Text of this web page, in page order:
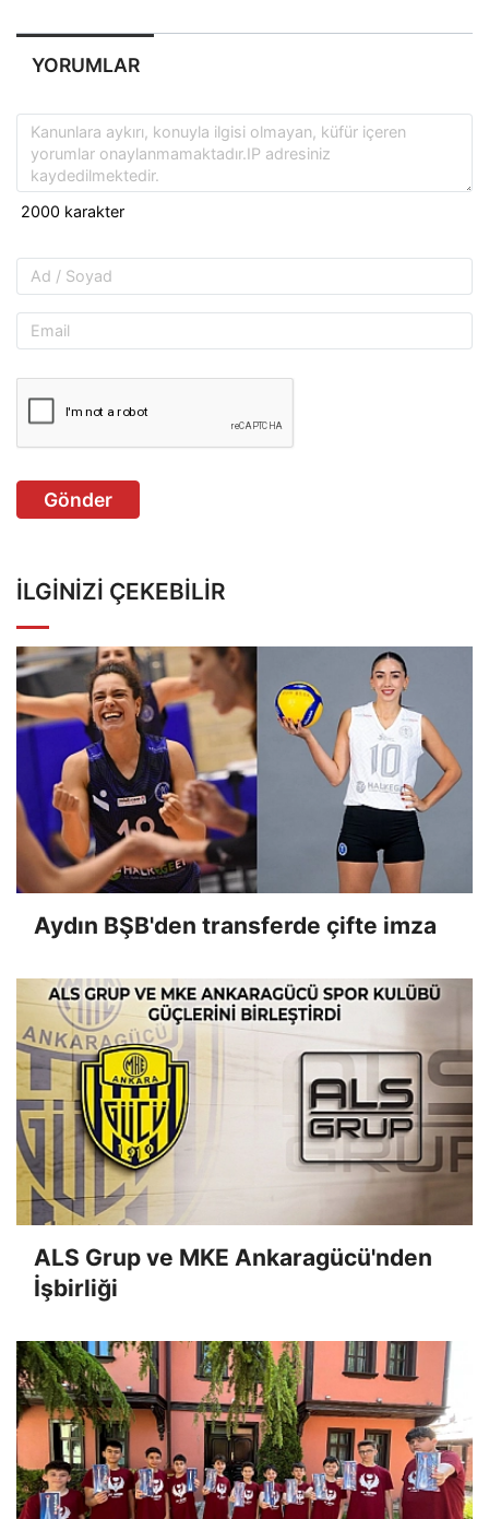
YORUMLAR
Gönder
İLGINIZI ÇEKEBILIR
Aydın BŞB'den transferde çifte imza
ALS Grup ve MKE Ankaragücü'nden
İşbirliği